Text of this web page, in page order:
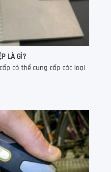
LÀ GÌ?
có thể cung cấp các loại